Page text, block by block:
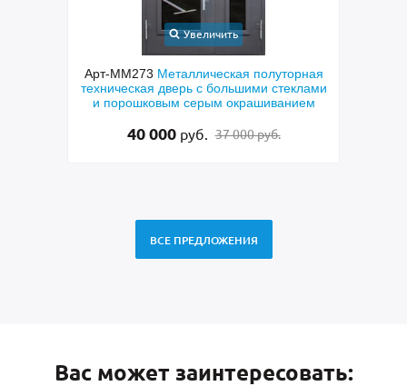
Увеличить
Арт-ММ273 Металлическая полуторная
техническая дверь с большими стеклами
и порошковым серым окрашиванием
40 000 руб. 37 000 руб.
ВСЕ ПРЕДЛОЖЕНИЯ
Вас может заинтересовать: